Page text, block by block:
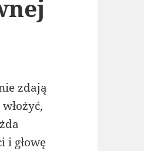
zdają
i głowę